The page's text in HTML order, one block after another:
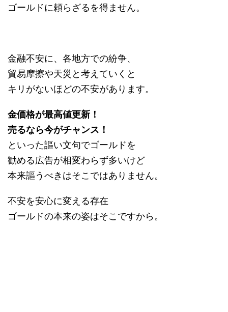
ゴールドに頼らざるを得ません。
金融不安に、各地方での紛争、
貿易摩擦や天災と考えていくと
キリがないほどの不安があります。
金価格が最高値更新！
売るなら今がチャンス！
といった謳い文句でゴールドを
勧める広告が相変わらず多いけど
本来謳うべきはそこではありません。
不安を安心に変える存在
ゴールドの本来の姿はそこですから。